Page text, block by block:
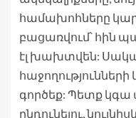
համախոհները
բացառվում՝ հին
էլ խախտվեն:
հաջողությունների
գործեք: Պետք կգա
ընդունելու,